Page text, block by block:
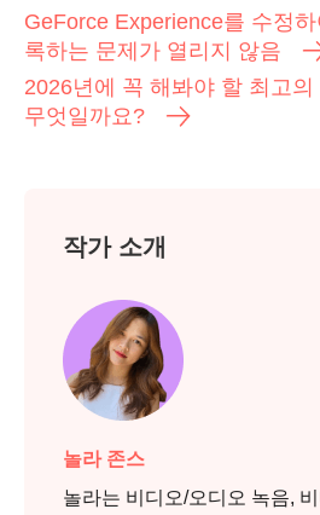
GeForce Experience를 수정하
록하는 문제가 열리지 않음
2026년에 꼭 해봐야 할 최고
무엇일까요?
작가 소개
놀라 존스
놀라는 비디오/오디오 녹음,